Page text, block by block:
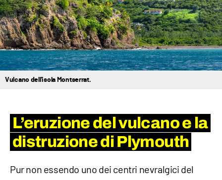
Vulcano dell'isola Montserrat.
L’eruzione del vulcano e la
distruzione di Plymouth
Pur non essendo uno dei centri nevralgici del